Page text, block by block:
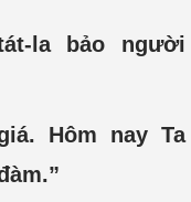
la bảo người
Hôm nay Ta